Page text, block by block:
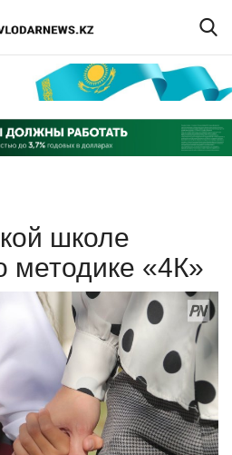
Регистрация
школе
методике «4К»